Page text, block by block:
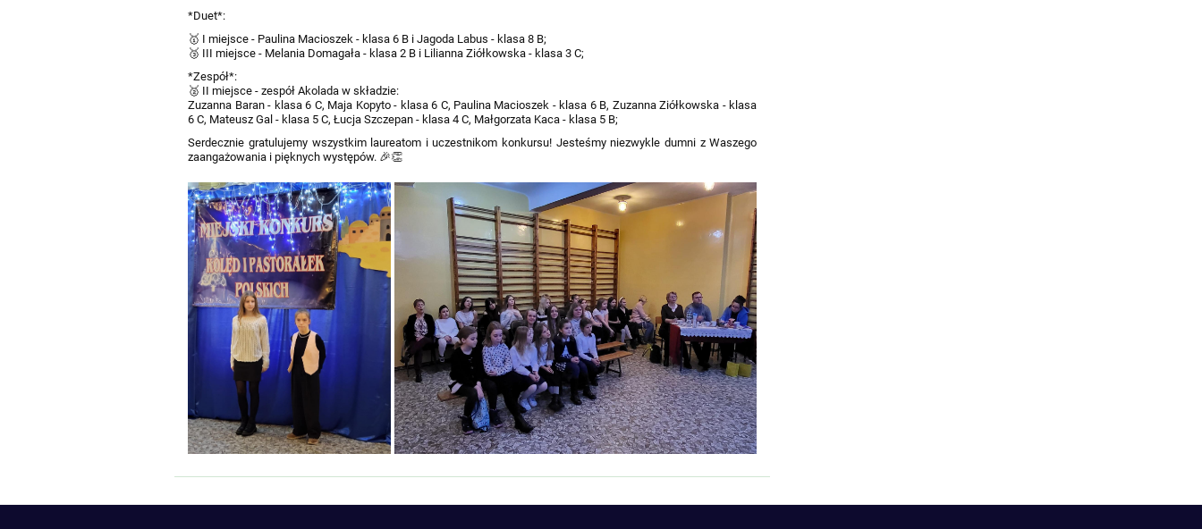
*Duet*:
🥇 I miejsce - Paulina Macioszek - klasa 6 B i Jagoda Labus - klasa 8 B;
🥉 III miejsce - Melania Domagała - klasa 2 B i Lilianna Ziółkowska - klasa 3 C;
*Zespół*:
🥈 II miejsce - zespół Akolada w składzie:
Zuzanna Baran - klasa 6 C, Maja Kopyto - klasa 6 C, Paulina Macioszek - klasa 6 B, Zuzanna Ziółkowska - klasa
6 C, Mateusz Gal - klasa 5 C, Łucja Szczepan - klasa 4 C, Małgorzata Kaca - klasa 5 B;
Serdecznie gratulujemy wszystkim laureatom i uczestnikom konkursu! Jesteśmy niezwykle dumni z Waszego
zaangażowania i pięknych występów. 🎉👏